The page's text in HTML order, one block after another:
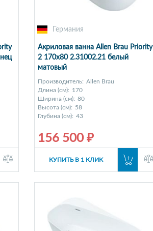
Германия
Акриловая ванна Allen Brau Priority
2 170x80 2.31002.21 белый
матовый
Производитель: Allen Brau
Длина (см): 170
Ширина (см): 80
Высота (см): 58
Глубина (см): 43
156 500 ₽
КУПИТЬ В 1 КЛИК